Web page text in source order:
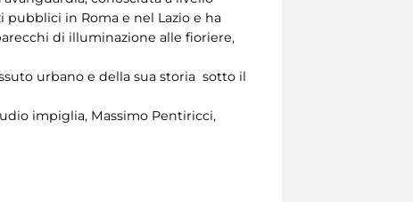
in Roma e nel Lazio e ha
di illuminazione alle fioriere,
urbano e della sua storia sotto il
impiglia, Massimo Pentiricci,